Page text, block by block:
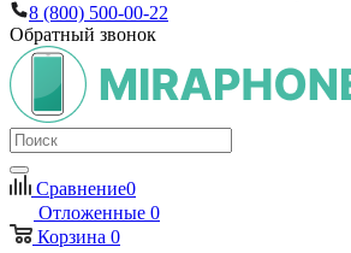
8 (800) 500-00-22
Обратный звонок
Сравнение0
Отложенные 0
Корзина 0